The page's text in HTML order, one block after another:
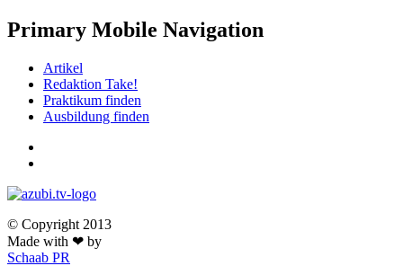
Primary Mobile Navigation
Artikel
Redaktion Take!
Praktikum finden
Ausbildung finden
© Copyright 2013
Made with ❤ by
Schaab PR